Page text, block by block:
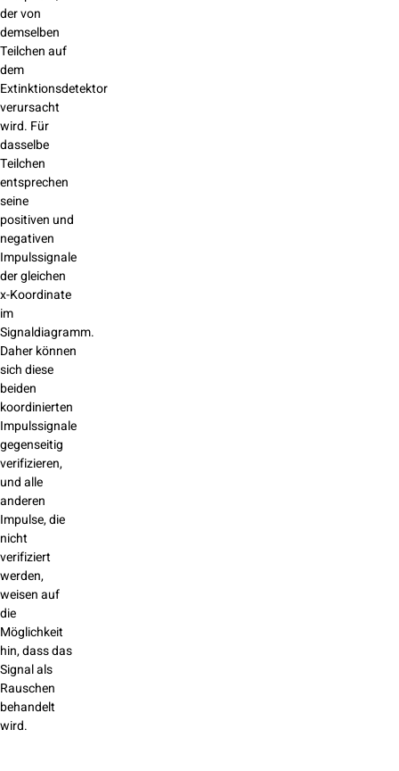
der von
demselben
Teilchen auf
dem
Extinktionsdetektor
verursacht
wird. Für
dasselbe
Teilchen
entsprechen
seine
positiven und
negativen
Impulssignale
der gleichen
x-Koordinate
im
Signaldiagramm.
Daher können
sich diese
beiden
koordinierten
Impulssignale
gegenseitig
verifizieren,
und alle
anderen
Impulse, die
nicht
verifiziert
werden,
weisen auf
die
Möglichkeit
hin, dass das
Signal als
Rauschen
behandelt
wird.